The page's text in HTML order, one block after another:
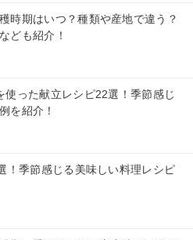
時期はいつ？種類や産地で違う？
ども紹介！
使った献立レシピ22選！季節感じ
を紹介！
！季節感じる美味しい料理レシピ